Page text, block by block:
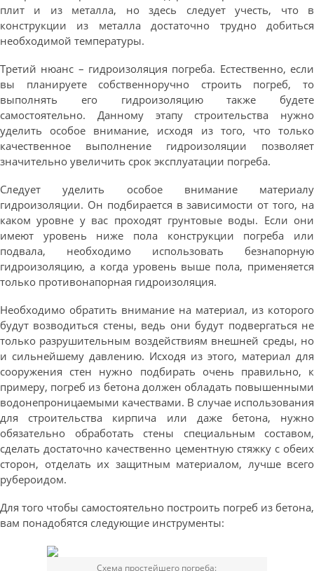
плит и из металла, но здесь следует учесть, что в
конструкции из металла достаточно трудно добиться
необходимой температуры.
Третий нюанс – гидроизоляция погреба. Естественно, если
вы планируете собственноручно строить погреб, то
выполнять его гидроизоляцию также будете
самостоятельно. Данному этапу строительства нужно
уделить особое внимание, исходя из того, что только
качественное выполнение гидроизоляции позволяет
значительно увеличить срок эксплуатации погреба.
Следует уделить особое внимание материалу
гидроизоляции. Он подбирается в зависимости от того, на
каком уровне у вас проходят грунтовые воды. Если они
имеют уровень ниже пола конструкции погреба или
подвала, необходимо использовать безнапорную
гидроизоляцию, а когда уровень выше пола, применяется
только противонапорная гидроизоляция.
Необходимо обратить внимание на материал, из которого
будут возводиться стены, ведь они будут подвергаться не
только разрушительным воздействиям внешней среды, но
и сильнейшему давлению. Исходя из этого, материал для
сооружения стен нужно подбирать очень правильно, к
примеру, погреб из бетона должен обладать повышенными
водонепроницаемыми качествами. В случае использования
для строительства кирпича или даже бетона, нужно
обязательно обработать стены специальным составом,
сделать достаточно качественно цементную стяжку с обеих
сторон, отделать их защитным материалом, лучше всего
рубероидом.
Для того чтобы самостоятельно построить погреб из бетона,
вам понадобятся следующие инструменты:
Схема простейшего погреба: